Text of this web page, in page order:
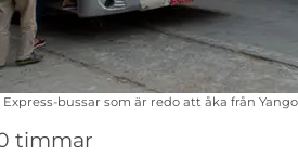
Express-bussar som är redo att åka från
timmar